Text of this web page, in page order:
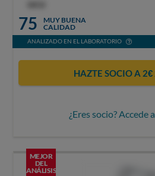
75
MUY BUENA
CALIDAD
ANALIZADO EN EL LABORATORIO
HAZTE SOCIO A 2€
¿Eres socio? Accede
MEJOR
DEL
ANÁLISIS